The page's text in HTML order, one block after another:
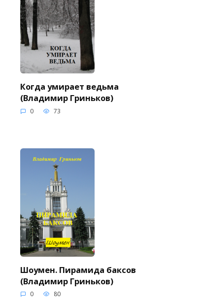
Когда умирает ведьма
(Владимир Гриньков)
0 73
Шоумен. Пирамида баксов
(Владимир Гриньков)
0 80